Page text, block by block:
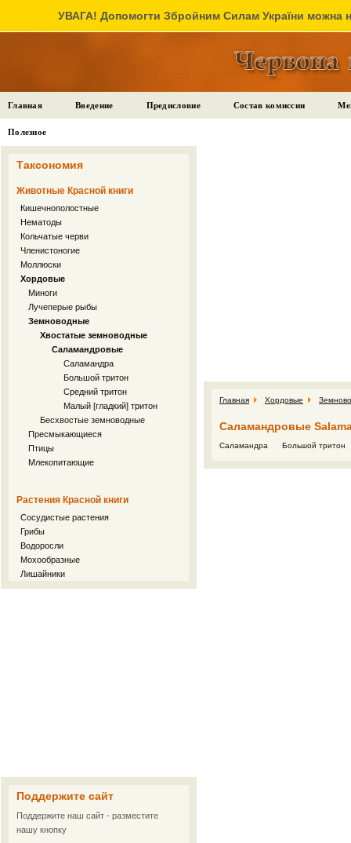
УВАГА! Допомогти Збройним Силам України можна
Главная Введение Предисловие Состав комиссии
Полезное
Таксономия
Животные Красной книги
Кишечнополостные
Нематоды
Кольчатые черви
Членистоногие
Моллюски
Хордовые
Миноги
Лучеперые рыбы
Земноводные
Хвостатые земноводные
Саламандровые
Саламандра
Большой тритон
Средний тритон
Малый [гладкий] тритон
Бесхвостые земноводные
Пресмыкающиеся
Птицы
Млекопитающие
Растения Красной книги
Сосудистые растения
Грибы
Водоросли
Мохообразные
Лишайники
Поддержите сайт
Поддержите наш сайт - разместите
нашу кнопку
Главная Хордовые
Саламандровые
Саламандра Большой тритон